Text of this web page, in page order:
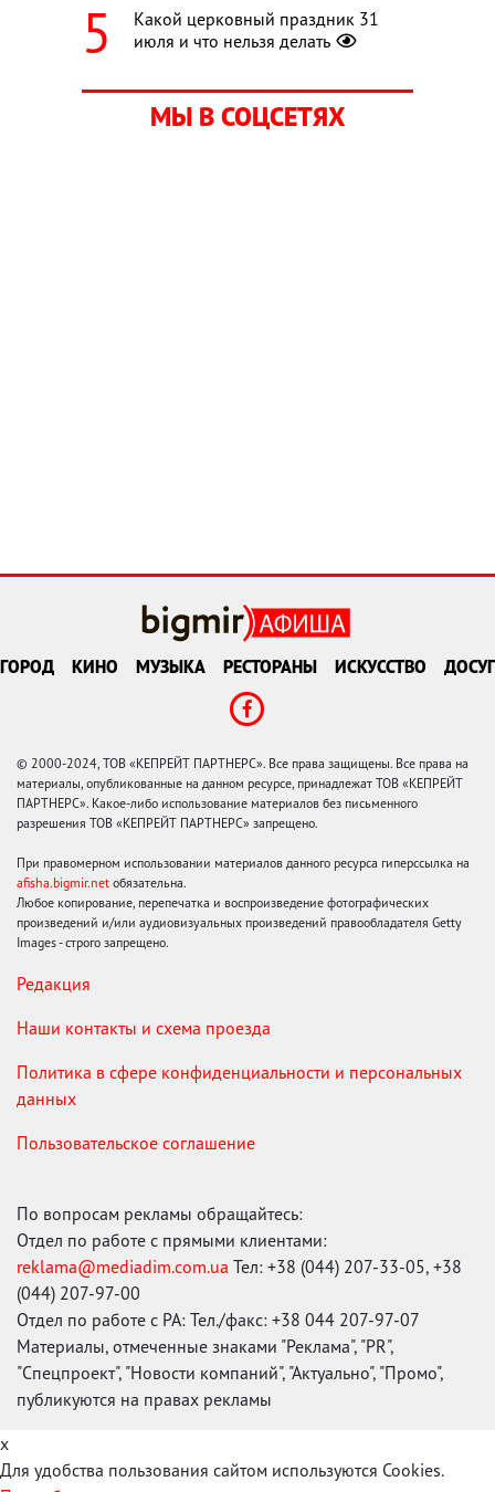
Какой церковный праздник 31
июля и что нельзя делать
МЫ В СОЦСЕТЯХ
ГОРОД КИНО МУЗЫКА РЕСТОРАНЫ ИСКУССТВО ДОСУГ
© 2000-2024, ТОВ «КЕПРЕЙТ ПАРТНЕРС». Все права защищены. Все права на
материалы, опубликованные на данном ресурсе, принадлежат ТОВ «КЕПРЕЙТ
ПАРТНЕРС». Какое-либо использование материалов без письменного
разрешения ТОВ «КЕПРЕЙТ ПАРТНЕРС» запрещено.
При правомерном использовании материалов данного ресурса гиперссылка на
afisha.bigmir.net обязательна.
Любое копирование, перепечатка и воспроизведение фотографических
произведений и/или аудиовизуальных произведений правообладателя Getty
Images - строго запрещено.
Редакция
Наши контакты и схема проезда
Политика в сфере конфиденциальности и персональных
данных
Пользовательское соглашение
По вопросам рекламы обращайтесь:
Отдел по работе с прямыми клиентами:
reklama@mediadim.com.ua Тел: +38 (044) 207-33-05, +38
(044) 207-97-00
Отдел по работе с РА: Тел./факс: +38 044 207-97-07
Материалы, отмеченные знаками "Реклама", "PR",
"Спецпроект", "Новости компаний", "Актуально", "Промо",
публикуются на правах рекламы
x
Для удобства пользования сайтом используются Cookies.